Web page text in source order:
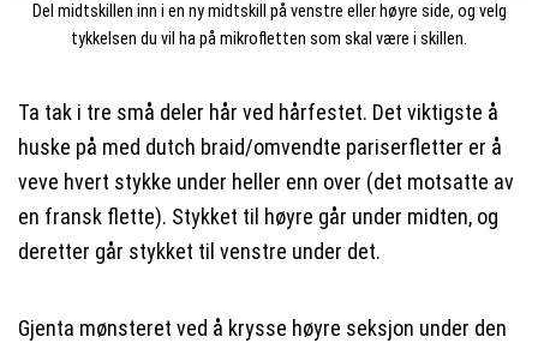
Del midtskillen inn i en ny midtskill på venstre eller høyre side, og velg
tykkelsen du vil ha på mikrofletten som skal være i skillen.
Ta tak i tre små deler hår ved hårfestet. Det viktigste å
huske på med dutch braid/omvendte pariserfletter er å
veve hvert stykke under heller enn over (det motsatte av
en fransk flette). Stykket til høyre går under midten, og
deretter går stykket til venstre under det.
Gjenta mønsteret ved å krysse høyre seksjon under den